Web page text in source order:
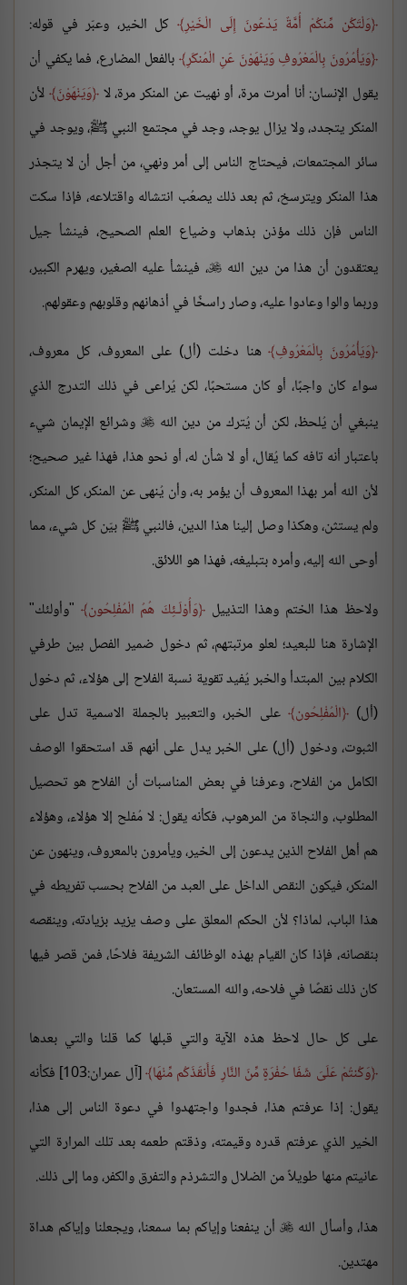
وَلْتَكُن مِّنكُمْ أُمَّةٌ يَدْعُونَ إِلَى الْخَيْرِ
كل الخير، وعبّر في قوله:
وَيَأْمُرُونَ بِالْمَعْرُوفِ وَيَنْهَوْنَ عَنِ الْمُنكَرِ بالفعل المضارع، فما يكفي أن
يقول الإنسان: أنا أمرت مرة، أو نهيت عن المنكر مرة، لا وَيَنْهَوْنَ لأن
المنكر يتجدد، ولا يزال يوجد، وجد في مجتمع النبي ﷺ، ويوجد في
سائر المجتمعات، فيحتاج الناس إلى أمر ونهي، من أجل أن لا يتجذر
هذا المنكر ويترسخ، ثم بعد ذلك يصعُب انتشاله واقتلاعه، فإذا سكت
الناس فإن ذلك مؤذن بذهاب وضياع العلم الصحيح، فينشأ جيل
يعتقدون أن هذا من دين الله ، فينشأ عليه الصغير، ويهرم الكبير،
وربما والوا وعادوا عليه، وصار راسخًا في أذهانهم وقلوبهم وعقولهم.
وَيَأْمُرُونَ بِالْمَعْرُوفِ هنا دخلت (أل) على المعروف، كل معروف،
سواء كان واجبًا، أو كان مستحبًا، لكن يُراعى في ذلك التدرج الذي
ينبغي أن يُلحظ، لكن أن يُترك من دين الله  وشرائع الإيمان شيء
باعتبار أنه تافه كما يُقال، أو لا شأن له، أو نحو هذا، فهذا غير صحيح؛
لأن الله أمر بهذا المعروف أن يؤمر به، وأن يُنهى عن المنكر، كل المنكر،
ولم يستثن، وهكذا وصل إلينا هذا الدين، فالنبي ﷺ بيّن كل شيء، مما
أوحى الله إليه، وأمره بتبليغه، فهذا هو اللائق.
ولاحظ هذا الختم وهذا التذييل وَأُوْلَـئِكَ هُمُ الْمُفْلِحُون
"وأولئك"
الإشارة هنا للبعيد؛ لعلو مرتبتهم، ثم دخول ضمير الفصل بين طرفي
الكلام بين المبتدأ والخبر يُفيد تقوية نسبة الفلاح إلى هؤلاء، ثم دخول
(أل) الْمُفْلِحُون
على الخبر، والتعبير بالجملة الاسمية تدل على
الثبوت، ودخول (أل) على الخبر يدل على أنهم قد استحقوا الوصف
الكامل من الفلاح، وعرفنا في بعض المناسبات أن الفلاح هو تحصيل
المطلوب، والنجاة من المرهوب، فكأنه يقول: لا مُفلح إلا هؤلاء، وهؤلاء
هم أهل الفلاح الذين يدعون إلى الخير، ويأمرون بالمعروف، وينهون عن
المنكر، فيكون النقص الداخل على العبد من الفلاح بحسب تفريطه في
هذا الباب، لماذا؟ لأن الحكم المعلق على وصف يزيد بزيادته، وينقصه
بنقصانه، فإذا كان القيام بهذه الوظائف الشريفة فلاحًا، فمن قصر فيها
كان ذلك نقصًا في فلاحه، والله المستعان.
على كل حال لاحظ هذه الآية والتي قبلها كما قلنا والتي بعدها
وَكُنتُمْ عَلَىَ شَفَا حُفْرَةٍ مِّنَ النَّارِ فَأَنقَذَكُم مِّنْهَا
[آل عمران:103] فكأنه
يقول: إذا عرفتم هذا، فجدوا واجتهدوا في دعوة الناس إلى هذا،
الخير الذي عرفتم قدره وقيمته، وذقتم طعمه بعد تلك المرارة التي
عانيتم منها طويلاً من الضلال والتشرذم والتفرق والكفر، وما إلى ذلك.
هذا، وأسأل الله أن ينفعنا وإياكم بما سمعنا، ويجعلنا وإياكم هداة
مهتدين.